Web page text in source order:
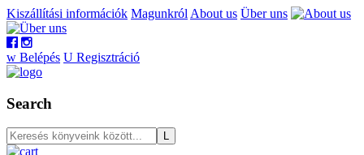
Kiszállítási információk Magunkról About us Über uns
w Belépés U Regisztráció
Search